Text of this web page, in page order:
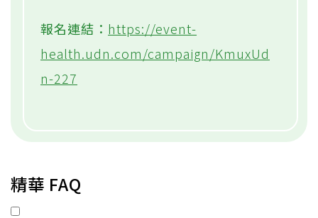
報名連結： https://event-
health.udn.com/campaign/KmuxUd
n-227
精華 FAQ